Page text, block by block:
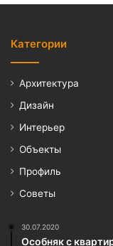
Категории
Архитектура
Дизайн
Интерьер
Объекты
Профиль
Советы
30.07.2020
Особняк с